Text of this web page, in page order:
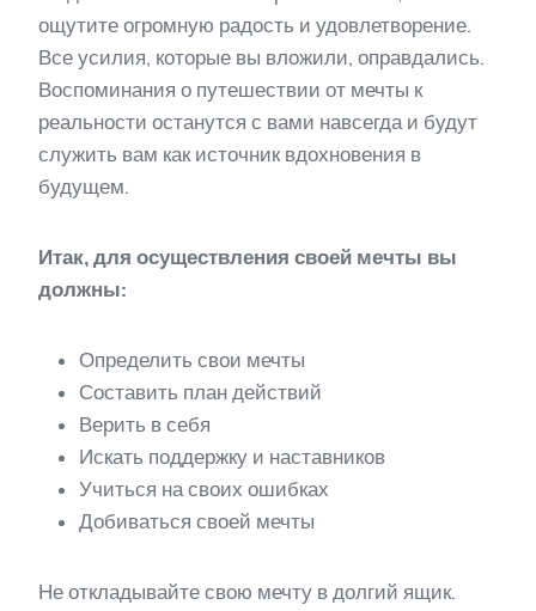
ощутите огромную радость и удовлетворение.
Все усилия, которые вы вложили, оправдались.
Воспоминания о путешествии от мечты к
реальности останутся с вами навсегда и будут
служить вам как источник вдохновения в
будущем.
Итак, для осуществления своей мечты вы
должны:
Определить свои мечты
Составить план действий
Верить в себя
Искать поддержку и наставников
Учиться на своих ошибках
Добиваться своей мечты
Не откладывайте свою мечту в долгий ящик.